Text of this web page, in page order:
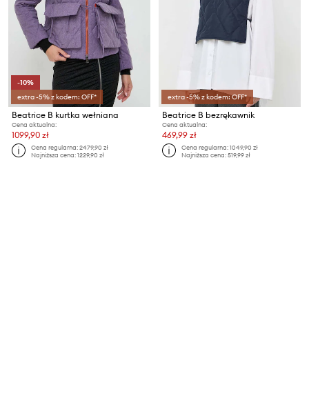
-10%
extra -5% z kodem: OFF*
Beatrice B kurtka wełniana
Cena aktualna:
1099,90 zł
Cena regularna:2479,90 zł
Najniższa cena:1229,90 zł
extra -5% z kodem: OFF*
Beatrice B bezrękawnik
Cena aktualna:
469,99 zł
Cena regularna:1049,90 zł
Najniższa cena:519,99 zł